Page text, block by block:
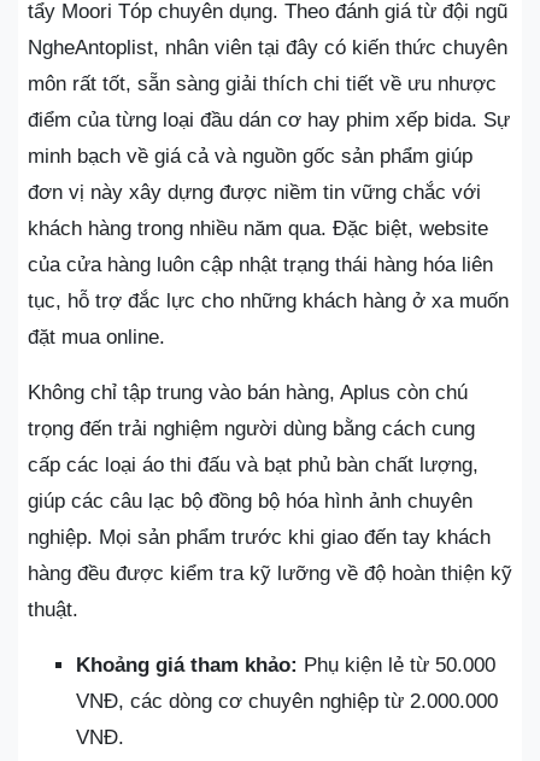
tẩy Moori Tóp chuyên dụng. Theo đánh giá từ đội ngũ
NgheAntoplist, nhân viên tại đây có kiến thức chuyên
môn rất tốt, sẵn sàng giải thích chi tiết về ưu nhược
điểm của từng loại đầu dán cơ hay phim xếp bida. Sự
minh bạch về giá cả và nguồn gốc sản phẩm giúp
đơn vị này xây dựng được niềm tin vững chắc với
khách hàng trong nhiều năm qua. Đặc biệt, website
của cửa hàng luôn cập nhật trạng thái hàng hóa liên
tục, hỗ trợ đắc lực cho những khách hàng ở xa muốn
đặt mua online.
Không chỉ tập trung vào bán hàng, Aplus còn chú
trọng đến trải nghiệm người dùng bằng cách cung
cấp các loại áo thi đấu và bạt phủ bàn chất lượng,
giúp các câu lạc bộ đồng bộ hóa hình ảnh chuyên
nghiệp. Mọi sản phẩm trước khi giao đến tay khách
hàng đều được kiểm tra kỹ lưỡng về độ hoàn thiện kỹ
thuật.
Khoảng giá tham khảo: Phụ kiện lẻ từ 50.000
VNĐ, các dòng cơ chuyên nghiệp từ 2.000.000
VNĐ.